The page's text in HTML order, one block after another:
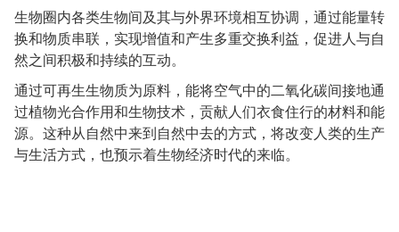
生物圈内各类生物间及其与外界环境相互协调，通过能量转
换和物质串联，实现增值和产生多重交换利益，促进人与自
然之间积极和持续的互动。
通过可再生生物质为原料，能将空气中的二氧化碳间接地通
过植物光合作用和生物技术，贡献人们衣食住行的材料和能
源。这种从自然中来到自然中去的方式，将改变人类的生产
与生活方式，也预示着生物经济时代的来临。